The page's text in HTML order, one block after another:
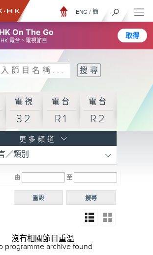
On The Go
電台、電視節目
取得
ENG / 簡
電視
32
電台
R1
電台
R2
電台
R5
電台
普通
更多頻道
／類別
由 至
搜尋
重設
沒有相關節目重溫
programme archive found